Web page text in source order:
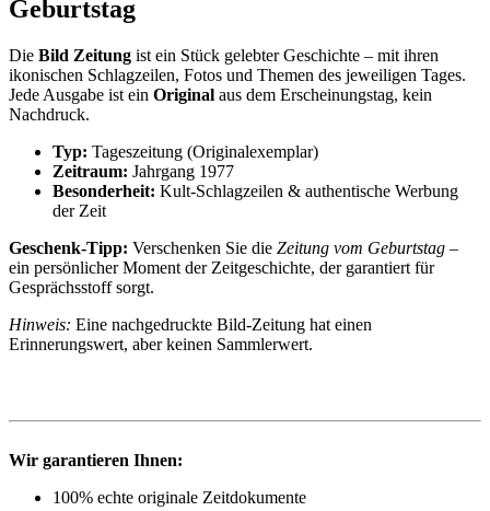
Geburtstag
Die Bild Zeitung ist ein Stück gelebter Geschichte – mit ihren
ikonischen Schlagzeilen, Fotos und Themen des jeweiligen Tages.
Jede Ausgabe ist ein Original aus dem Erscheinungstag, kein
Nachdruck.
Typ: Tageszeitung (Originalexemplar)
Zeitraum: Jahrgang 1977
Besonderheit: Kult-Schlagzeilen & authentische Werbung
der Zeit
Geschenk-Tipp: Verschenken Sie die Zeitung vom Geburtstag –
ein persönlicher Moment der Zeitgeschichte, der garantiert für
Gesprächsstoff sorgt.
Hinweis: Eine nachgedruckte Bild-Zeitung hat einen
Erinnerungswert, aber keinen Sammlerwert.
Wir garantieren Ihnen:
100% echte originale Zeitdokumente